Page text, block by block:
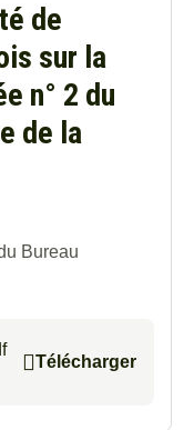
de
sur la
n° 2 du
de la
Bureau
Télécharger